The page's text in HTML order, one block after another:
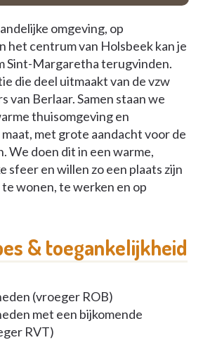
omgeving, op
het centrum van Holsbeek kan je
Sint-Margaretha terugvinden.
die deel uitmaakt van de vzw
van Berlaar. Samen staan we
thuisomgeving en
met grote aandacht voor de
We doen dit in een warme,
sfeer en willen zo een plaats zijn
wonen, te werken en op
& toegankelijkheid
(vroeger ROB)
met een bijkomende
RVT)